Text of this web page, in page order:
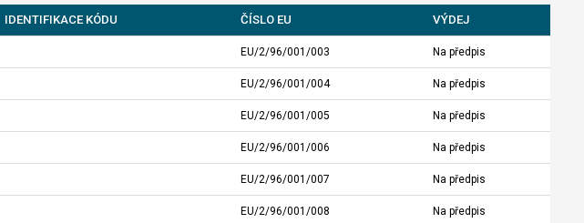
IDENTIFIKACE KÓDU ČÍSLO EU VÝDEJ
EU/2/96/001/003 Na předpis
EU/2/96/001/004 Na předpis
EU/2/96/001/005 Na předpis
EU/2/96/001/006 Na předpis
EU/2/96/001/007 Na předpis
EU/2/96/001/008 Na předpis